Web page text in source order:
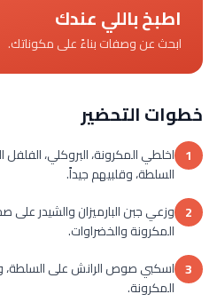
اطبخ باللي عندك
ابحث عن وصفات بناءً على مكوناتك.
خطوات التحضير
1 اخلطي المكرونة، البروكلي،
السلطة، وقلبيهم جيداً.
2 وزعي جبن البارميزان والشيدر
المكرونة والخضراوات.
3 اسكبي صوص الرانش على السلطة،
المكرونة.